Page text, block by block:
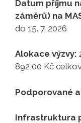
Datum příjmu
záměrů) na
do 15. 7. 2026
Alokace výzvy:
892,00 Kč
Podporované
Infrastruktura